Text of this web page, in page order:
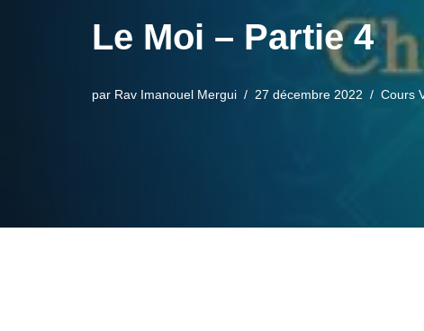
Le Moi – Partie 4
par Rav Imanouel Mergui 27 décembre 2022 Cours